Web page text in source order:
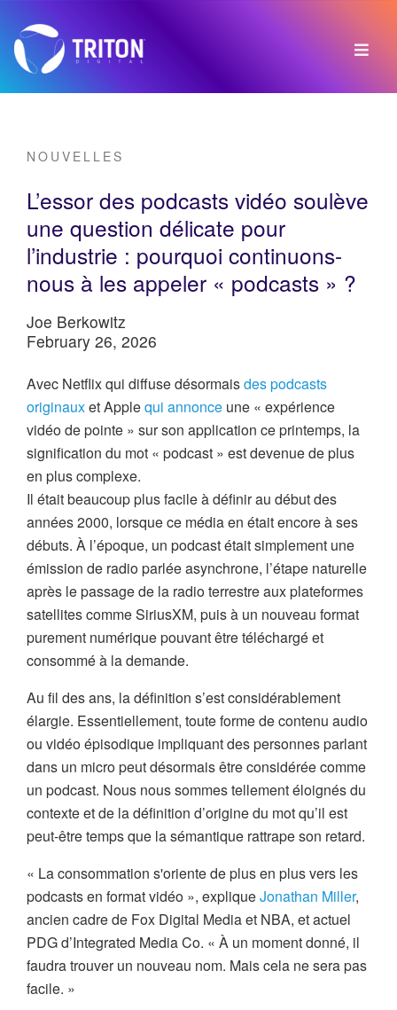
NOUVELLES
L’essor des podcasts vidéo soulève
une question délicate pour
l’industrie : pourquoi continuons-
nous à les appeler « podcasts » ?
Joe Berkowitz
February 26, 2026
Avec Netflix qui diffuse désormaisdes podcasts
originauxet Applequi annonce une « expérience
vidéo de pointe » sur son application ce printemps, la
signification du mot « podcast » est devenue de plus
en plus complexe.
Il était beaucoup plus facile à définir au début des
années 2000, lorsque ce média en était encore à ses
débuts. À l’époque, un podcast était simplement une
émission de radio parlée asynchrone, l’étape naturelle
après le passage de la radio terrestre aux plateformes
satellites comme SiriusXM, puis à un nouveau format
purement numérique pouvant être téléchargé et
consommé à la demande.
Au fil des ans, la définition s’est considérablement
élargie. Essentiellement, toute forme de contenu audio
ou vidéo épisodique impliquant des personnes parlant
dans un micro peut désormais être considérée comme
un podcast. Nous nous sommes tellement éloignés du
contexte et de la définition d’origine du mot qu’il est
peut-être temps que la sémantique rattrape son retard.
« La consommation s'oriente de plus en plus vers les
podcasts en format vidéo », expliqueJonathan Miller,
ancien cadre de Fox Digital Media et NBA, et actuel
PDG d’Integrated Media Co. « À un moment donné, il
faudra trouver un nouveau nom. Mais cela ne sera pas
facile. »